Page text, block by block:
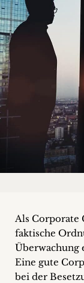
News
&
Events
Karriere
+
Blog
Podcasts
+
Als Corporate
faktische
Überwachung
Eine gute
bei der